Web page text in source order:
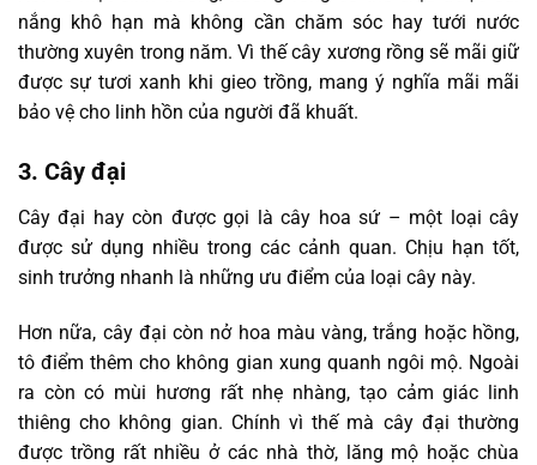
nắng khô hạn mà không cần chăm sóc hay tưới nước
thường xuyên trong năm. Vì thế cây xương rồng sẽ mãi giữ
được sự tươi xanh khi gieo trồng, mang ý nghĩa mãi mãi
bảo vệ cho linh hồn của người đã khuất.
3. Cây đại
Cây đại hay còn được gọi là cây hoa sứ – một loại cây
được sử dụng nhiều trong các cảnh quan. Chịu hạn tốt,
sinh trưởng nhanh là những ưu điểm của loại cây này.
Hơn nữa, cây đại còn nở hoa màu vàng, trắng hoặc hồng,
tô điểm thêm cho không gian xung quanh ngôi mộ. Ngoài
ra còn có mùi hương rất nhẹ nhàng, tạo cảm giác linh
thiêng cho không gian. Chính vì thế mà cây đại thường
được trồng rất nhiều ở các nhà thờ, lăng mộ hoặc chùa